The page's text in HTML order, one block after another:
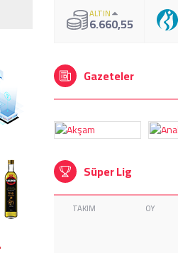
ALTIN
6.660,55
Gazeteler
Süper Lig
TAKIM OY